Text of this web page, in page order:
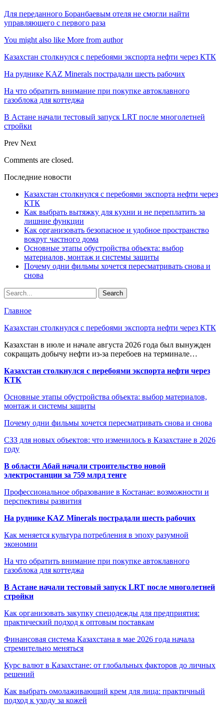
Для переданного Боранбаевым отеля не смогли найти
управляющего с первого раза
You might also like More from author
Казахстан столкнулся с перебоями экспорта нефти через КТК
На руднике KAZ Minerals пострадали шесть рабочих
На что обратить внимание при покупке автоклавного
газоблока для коттеджа
В Астане начали тестовый запуск LRT после многолетней
стройки
Prev Next
Comments are closed.
Последние новости
Казахстан столкнулся с перебоями экспорта нефти через
КТК
Как выбрать вытяжку для кухни и не переплатить за
лишние функции
Как организовать безопасное и удобное пространство
вокруг частного дома
Основные этапы обустройства объекта: выбор
материалов, монтаж и системы защиты
Почему одни фильмы хочется пересматривать снова и
снова
Главное
Казахстан столкнулся с перебоями экспорта нефти через КТК
Казахстан в июле и начале августа 2026 года был вынужден
сокращать добычу нефти из-за перебоев на терминале…
Казахстан столкнулся с перебоями экспорта нефти через
КТК
Основные этапы обустройства объекта: выбор материалов,
монтаж и системы защиты
Почему одни фильмы хочется пересматривать снова и снова
СЗЗ для новых объектов: что изменилось в Казахстане в 2026
году
В области Абай начали строительство новой
электростанции за 759 млрд тенге
Профессиональное образование в Костанае: возможности и
перспективы развития
На руднике KAZ Minerals пострадали шесть рабочих
Как меняется культура потребления в эпоху разумной
экономии
На что обратить внимание при покупке автоклавного
газоблока для коттеджа
В Астане начали тестовый запуск LRT после многолетней
стройки
Как организовать закупку спецодежды для предприятия:
практический подход к оптовым поставкам
Финансовая система Казахстана в мае 2026 года начала
стремительно меняться
Курс валют в Казахстане: от глобальных факторов до личных
решений
Как выбрать омолаживающий крем для лица: практичный
подход к уходу за кожей